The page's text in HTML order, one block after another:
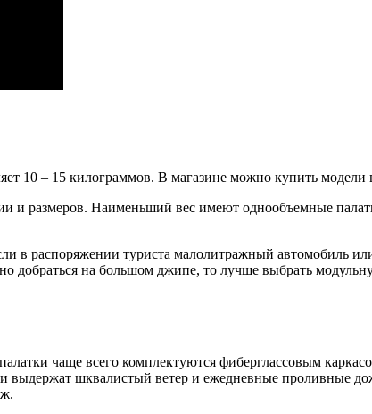
10 – 15 килограммов. В магазине можно купить модели
и размеров. Наименьший вес имеют однообъемные
в распоряжении туриста малолитражный автомобиль
на большом джипе, то лучше выбрать
чаще всего комплектуются фиберглассовым
выдержат шквалистый ветер и ежедневные проливные